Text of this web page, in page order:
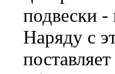
подвески
Наряду с